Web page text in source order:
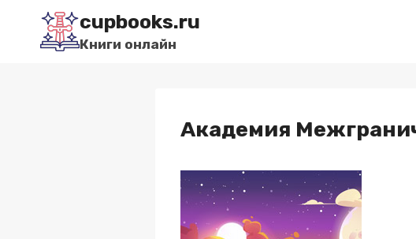
Перейти
содержимому
cupbooks.ru
Книги онлайн
Академия